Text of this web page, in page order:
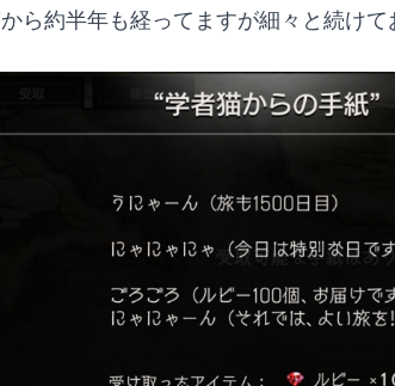
ら約半年も経ってますが細々と続けて